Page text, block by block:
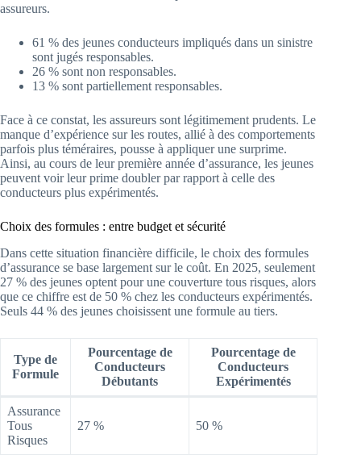
assureurs.
61 % des jeunes conducteurs impliqués dans un sinistre
sont jugés responsables.
26 % sont non responsables.
13 % sont partiellement responsables.
Face à ce constat, les assureurs sont légitimement prudents. Le
manque d’expérience sur les routes, allié à des comportements
parfois plus téméraires, pousse à appliquer une surprime.
Ainsi, au cours de leur première année d’assurance, les jeunes
peuvent voir leur prime doubler par rapport à celle des
conducteurs plus expérimentés.
Choix des formules : entre budget et sécurité
Dans cette situation financière difficile, le choix des formules
d’assurance se base largement sur le coût. En 2025, seulement
27 % des jeunes optent pour une couverture tous risques, alors
que ce chiffre est de 50 % chez les conducteurs expérimentés.
Seuls 44 % des jeunes choisissent une formule au tiers.
Type de
Formule
Pourcentage de
Conducteurs
Débutants
Pourcentage de
Conducteurs
Expérimentés
Assurance
Tous
Risques
27 % 50 %